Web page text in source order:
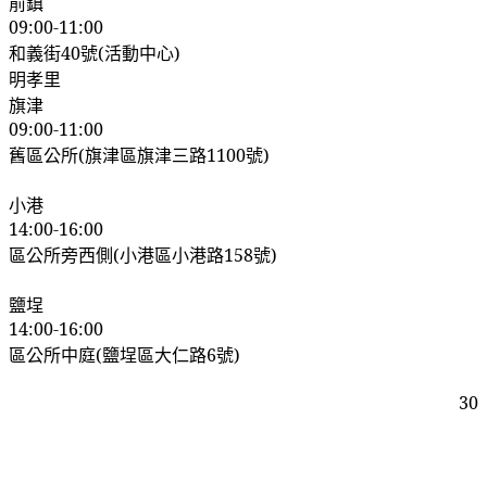
09:00-11:00
和義街40號(活動中心)
明孝里
旗津
09:00-11:00
舊區公所(旗津區旗津三路1100號)
小港
14:00-16:00
區公所旁西側(小港區小港路158號)
鹽埕
14:00-16:00
區公所中庭(鹽埕區大仁路6號)
30